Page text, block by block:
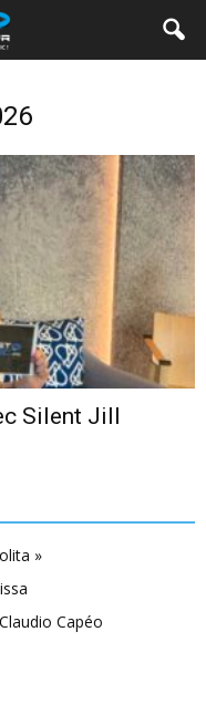
Silent Jill
»
Capéo